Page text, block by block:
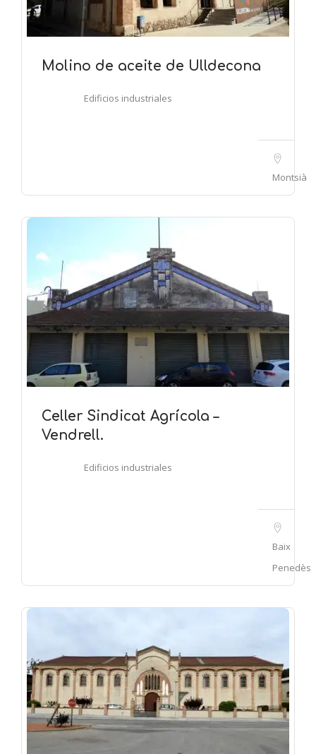
Molino de aceite de Ulldecona
Edificios industriales
Montsià
Celler Sindicat Agrícola –
Vendrell.
Edificios industriales
Baix
Penedès